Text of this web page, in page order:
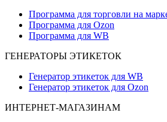
Программа для торговли на
Программа для Ozon
Программа для WB
ГЕНЕРАТОРЫ ЭТИКЕТОК
Генератор этикеток для WB
Генератор этикеток для Ozon
ИНТЕРНЕТ-МАГАЗИНАМ